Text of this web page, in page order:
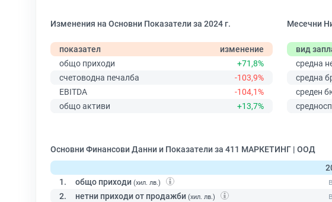
Изменения на Основни Показатели за 2024 г.
показател
изменение
общо приходи
+71,8%
счетоводна печалба
-103,9%
EBITDA
-104,1%
общо активи
+13,7%
Месечни
вид
средна
средна
среден
Основни Финансови Данни и Показатели за 411 МАРКЕТИНГ | ООД
1.
общо приходи (хил. лв.)
2. нетни приходи от продажби (хил. лв.)